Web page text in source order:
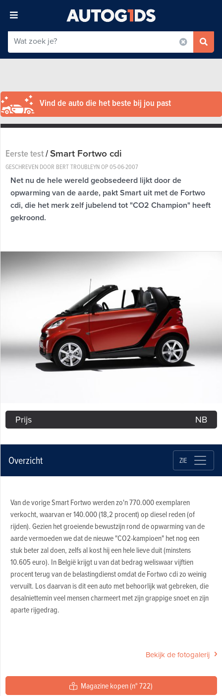
Vind de auto die het beste bij jou past
Eerste test/Smart Fortwo cdi
GESCHREVEN DOOR BERT TROUBLEYN OP05-06-2007
Net nu de hele wereld geobsedeerd lijkt door de
opwarming van de aarde, pakt Smart uit met de Fortwo
cdi, die het merk zelf jubelend tot "CO2 Champion" heeft
gekroond.
Prijs NB
Overzicht ZIE
Van de vorige Smart Fortwo werden zo'n 770.000 exemplaren
verkocht, waarvan er 140.000 (18,2 procent) op diesel reden (of
rijden). Gezien het groeiende bewustzijn rond de opwarming van de
aarde vermoeden we dat de nieuwe "CO2-kampioen" het nog een
stuk beter zal doen, zelfs al kost hij een hele lieve duit (minstens
10.605 euro). In België krijgt u van dat bedrag weliswaar vijftien
procent terug van de belastingdienst omdat de Fortwo cdi zo weinig
vervuilt. Los daarvan is dit een auto met behoorlijk wat gebreken, die
desalniettemin veel mensen charmeert met zijn grappige snoet en zijn
aparte rijgedrag.
Bekijk de fotogalerij
Magazine kopen (n° 722)